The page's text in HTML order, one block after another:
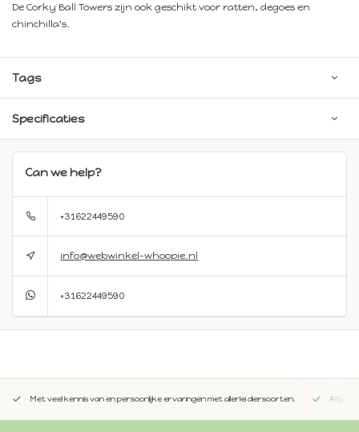
De Corky Ball Towers zijn ook geschikt voor ratten, degoes en
chinchilla's.
Tags
Specificaties
Can we help?
+31622449590
info@webwinkel-whoopie.nl
+31622449590
Met veel kennis van en persoonlijke ervaringen met allerlei diersoorten. Altijd